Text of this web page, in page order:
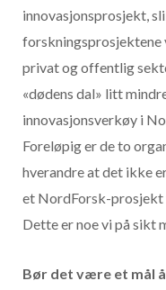
innovasjonsprosjekt,
forskningsprosjektene
privat og offentlig
«dødens dal» litt
innovasjonsverkøy i
Foreløpig er de to
hverandre at det ikke
et NordForsk-
Dette er noe vi på sikt
Bør det være et mål